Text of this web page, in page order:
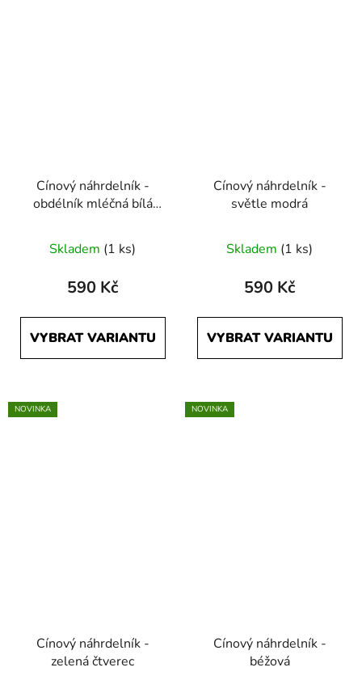
Cínový náhrdelník -
obdélník mléčná bílá
Skladem (1 ks)
590 Kč
VYBRAT VARIANTU
Cínový náhrdelník -
světle modrá
Skladem (1 ks)
590 Kč
VYBRAT VARIANTU
NOVINKA
Cínový náhrdelník -
zelená čtverec
NOVINKA
Cínový náhrdelník -
béžová